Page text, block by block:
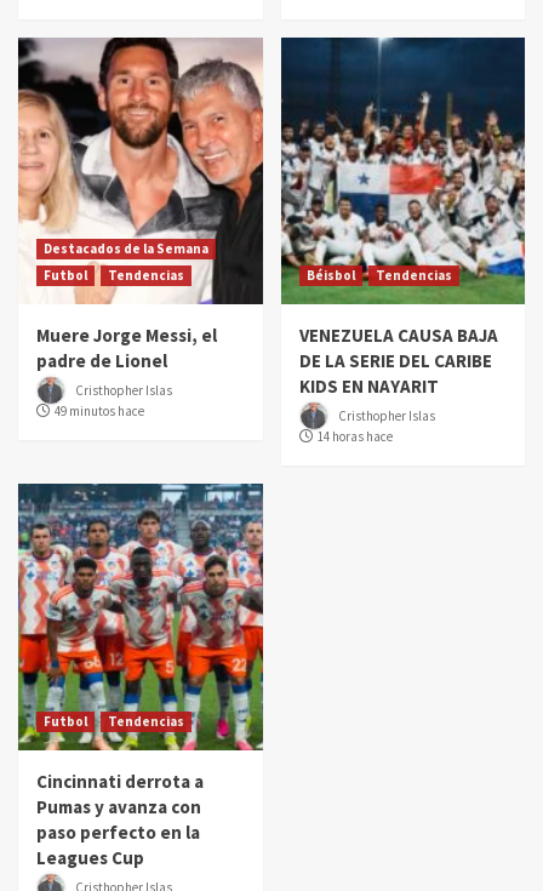
Destacados de la Semana
Futbol
Tendencias
Muere Jorge Messi, el
padre de Lionel
Cristhopher Islas
49 minutos hace
Béisbol Tendencias
VENEZUELA CAUSA BAJA
DE LA SERIE DEL CARIBE
KIDS EN NAYARIT
Cristhopher Islas
14 horas hace
Futbol Tendencias
Cincinnati derrota a
Pumas y avanza con
paso perfecto en la
Leagues Cup
Cristhopher Islas